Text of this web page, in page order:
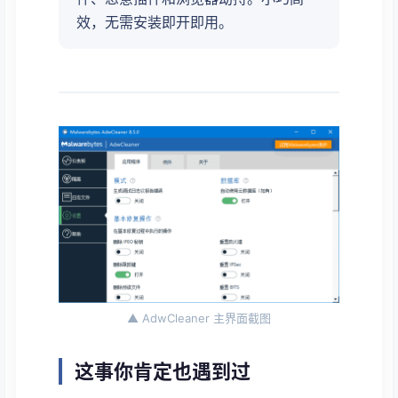
效，无需安装即开即用。
▲ AdwCleaner 主界面截图
这事你肯定也遇到过